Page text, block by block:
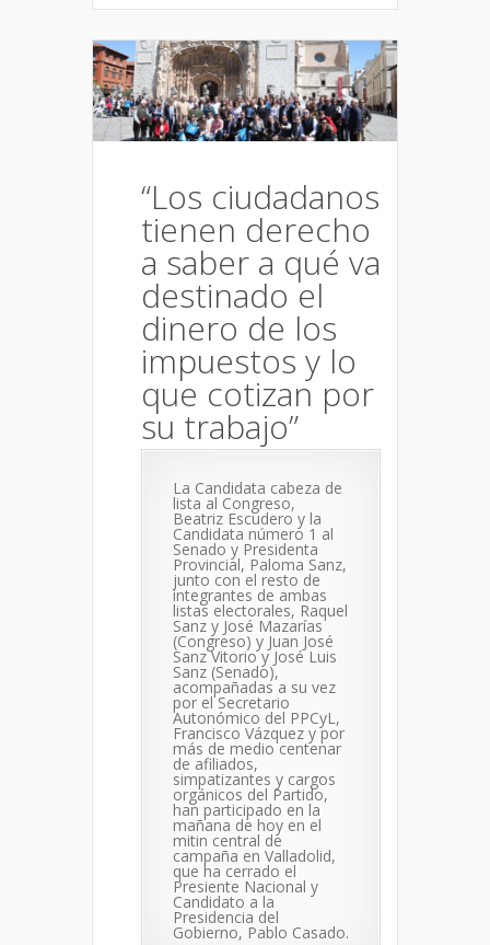
“Los ciudadanos
tienen derecho
a saber a qué va
destinado el
dinero de los
impuestos y lo
que cotizan por
su trabajo”
La Candidata cabeza de
lista al Congreso,
Beatriz Escudero y la
Candidata número 1 al
Senado y Presidenta
Provincial, Paloma Sanz,
junto con el resto de
integrantes de ambas
listas electorales, Raquel
Sanz y José Mazarías
(Congreso) y Juan José
Sanz Vitorio y José Luis
Sanz (Senado),
acompañadas a su vez
por el Secretario
Autonómico del PPCyL,
Francisco Vázquez y por
más de medio centenar
de afiliados,
simpatizantes y cargos
orgánicos del Partido,
han participado en la
mañana de hoy en el
mitin central de
campaña en Valladolid,
que ha cerrado el
Presiente Nacional y
Candidato a la
Presidencia del
Gobierno, Pablo Casado.